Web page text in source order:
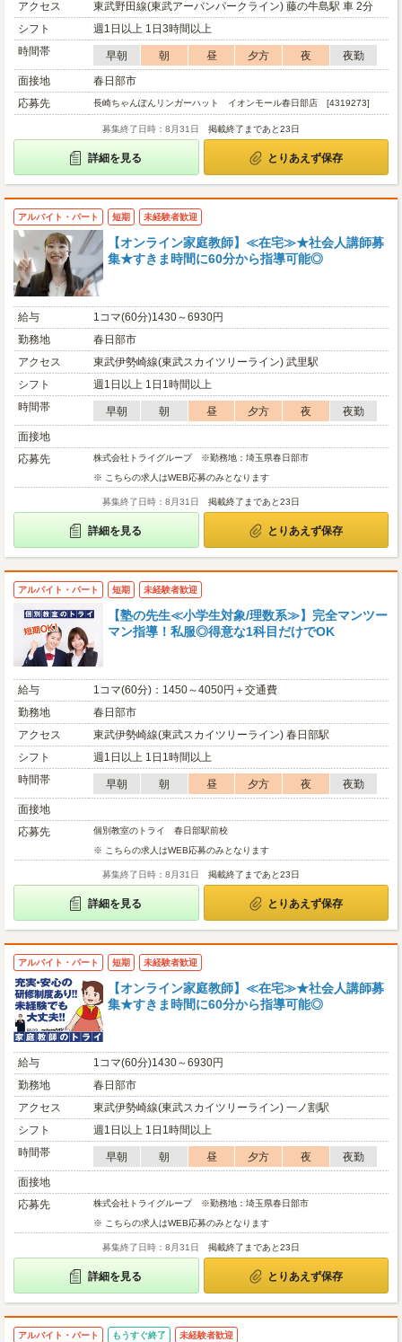
アクセス
東武野田線(東武アーバンパークライン) 藤の牛島駅 車 2分
シフト
週1日以上 1日3時間以上
時間帯
早朝 朝 昼 夕方 夜
夜勤
面接地
春日部市
応募先
長崎ちゃんぽんリンガーハット イオンモール春日部店 [4319273]
募集終了日時：8月31日 掲載終了まであと23日
詳細を見る とりあえず保存
アルバイト・パート 短期 未経験者歓迎
【オンライン家庭教師】≪在宅≫★社会人講師募
集★すきま時間に60分から指導可能◎
給与
1コマ(60分)1430～6930円
勤務地
春日部市
アクセス
東武伊勢崎線(東武スカイツリーライン) 武里駅
シフト
週1日以上 1日1時間以上
時間帯
早朝 朝 昼 夕方 夜
夜勤
面接地
応募先
株式会社トライグループ ※勤務地：埼玉県春日部市
※ こちらの求人はWEB応募のみとなります
募集終了日時：8月31日 掲載終了まであと23日
詳細を見る とりあえず保存
アルバイト・パート 短期 未経験者歓迎
【塾の先生≪小学生対象/理数系≫】完全マンツー
マン指導！私服◎得意な1科目だけでOK
給与
1コマ(60分)：1450～4050円＋交通費
勤務地
春日部市
アクセス
東武伊勢崎線(東武スカイツリーライン) 春日部駅
シフト
週1日以上 1日1時間以上
時間帯
早朝 朝 昼 夕方 夜
夜勤
面接地
応募先
個別教室のトライ 春日部駅前校
※ こちらの求人はWEB応募のみとなります
募集終了日時：8月31日 掲載終了まであと23日
詳細を見る とりあえず保存
アルバイト・パート 短期 未経験者歓迎
【オンライン家庭教師】≪在宅≫★社会人講師募
集★すきま時間に60分から指導可能◎
給与
1コマ(60分)1430～6930円
勤務地
春日部市
アクセス
東武伊勢崎線(東武スカイツリーライン) 一ノ割駅
シフト
週1日以上 1日1時間以上
時間帯
早朝 朝 昼 夕方 夜
夜勤
面接地
応募先
株式会社トライグループ ※勤務地：埼玉県春日部市
※ こちらの求人はWEB応募のみとなります
募集終了日時：8月31日 掲載終了まであと23日
詳細を見る とりあえず保存
アルバイト・パート もうすぐ終了 未経験者歓迎